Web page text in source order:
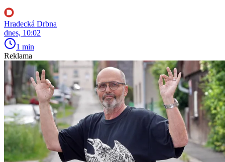
Hradecká Drbna
dnes, 10:02
1 min
Reklama